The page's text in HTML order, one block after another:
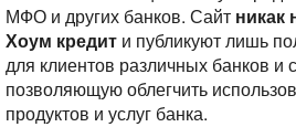
МФО и других банков. Сайт никак
Хоум кредит и публикуют лишь
для клиентов различных банков и
позволяющую облегчить
продуктов и услуг банка.